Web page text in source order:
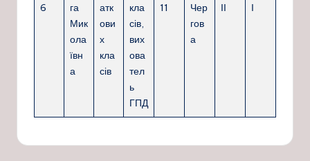
6
га
Мик
ола
ївн
а
атк
ови
х
кла
сів
кла
сів,
вих
ова
тел
ь
ГПД
11
Чер
гов
а
ІІ І